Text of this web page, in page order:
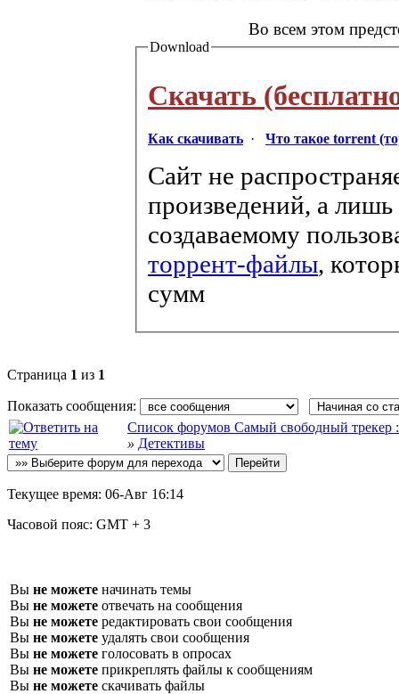
Во всем этом
Download
Скачать
Как скачивать · Что такое torrent
Сайт не
произведений, а лишь
создаваемому
торрент-файлы,
сумм
Страница 1 из 1
Показать сообщения:
Список форумов Самый свободный трекер
» Детективы
Текущее время: 06-Авг 16:14
Часовой пояс: GMT + 3
Вы не можете начинать темы
Вы не можете отвечать на сообщения
Вы не можете редактировать свои сообщения
Вы не можете удалять свои сообщения
Вы не можете голосовать в опросах
Вы не можете прикреплять файлы к сообщениям
Вы не можете скачивать файлы